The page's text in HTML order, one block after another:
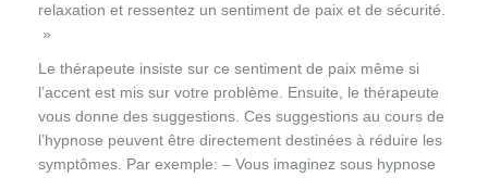
relaxation et ressentez un sentiment de paix et de sécurité.
»
Le thérapeute insiste sur ce sentiment de paix même si
l’accent est mis sur votre problème. Ensuite, le thérapeute
vous donne des suggestions. Ces suggestions au cours de
l’hypnose peuvent être directement destinées à réduire les
symptômes. Par exemple: – Vous imaginez sous hypnose